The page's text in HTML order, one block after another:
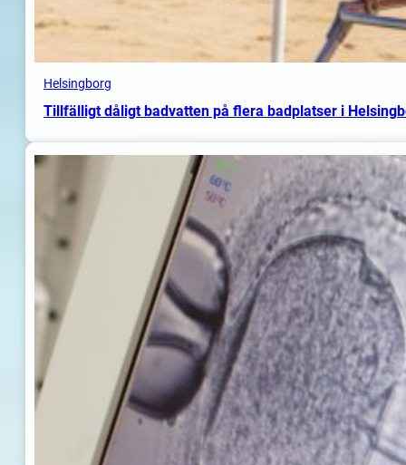
Helsingborg
Tillfälligt dåligt badvatten på flera badplatser i